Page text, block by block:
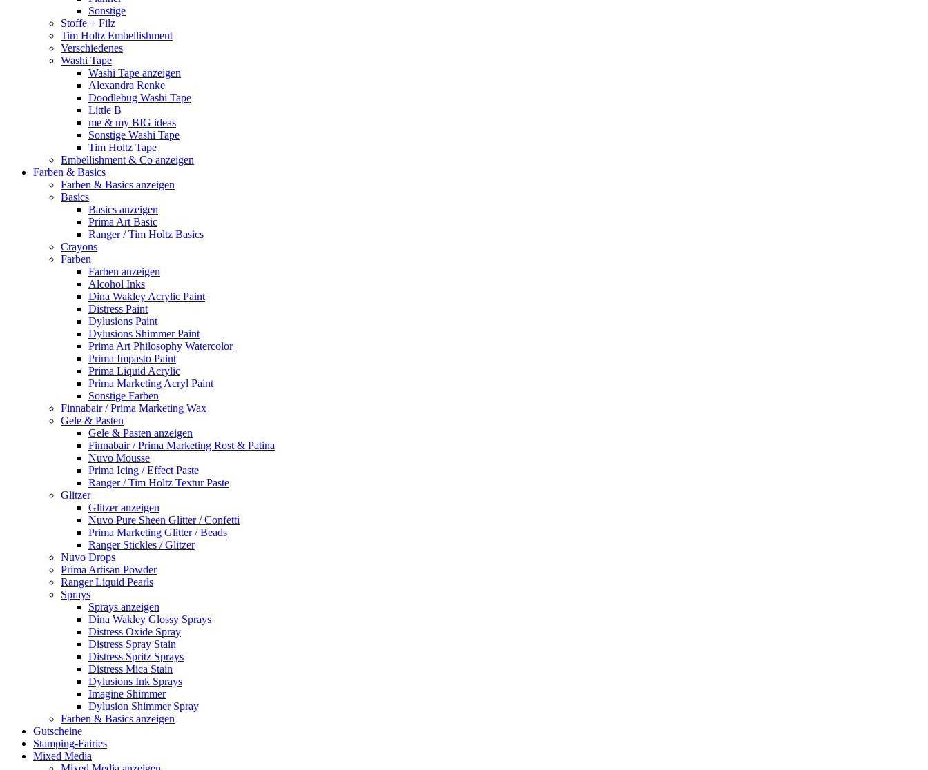
Sonstige
Stoffe + Filz
Tim Holtz Embellishment
Verschiedenes
Washi Tape
Washi Tape anzeigen
Alexandra Renke
Doodlebug Washi Tape
Little B
me & my BIG ideas
Sonstige Washi Tape
Tim Holtz Tape
Embellishment & Co anzeigen
Farben & Basics
Farben & Basics anzeigen
Basics
Basics anzeigen
Prima Art Basic
Ranger / Tim Holtz Basics
Crayons
Farben
Farben anzeigen
Alcohol Inks
Dina Wakley Acrylic Paint
Distress Paint
Dylusions Paint
Dylusions Shimmer Paint
Prima Art Philosophy Watercolor
Prima Impasto Paint
Prima Liquid Acrylic
Prima Marketing Acryl Paint
Sonstige Farben
Finnabair / Prima Marketing Wax
Gele & Pasten
Gele & Pasten anzeigen
Finnabair / Prima Marketing Rost & Patina
Nuvo Mousse
Prima Icing / Effect Paste
Ranger / Tim Holtz Textur Paste
Glitzer
Glitzer anzeigen
Nuvo Pure Sheen Glitter / Confetti
Prima Marketing Glitter / Beads
Ranger Stickles / Glitzer
Nuvo Drops
Prima Artisan Powder
Ranger Liquid Pearls
Sprays
Sprays anzeigen
Dina Wakley Glossy Sprays
Distress Oxide Spray
Distress Spray Stain
Distress Spritz Sprays
Distress Mica Stain
Dylusions Ink Sprays
Imagine Shimmer
Dylusion Shimmer Spray
Farben & Basics anzeigen
Gutscheine
Stamping-Fairies
Mixed Media